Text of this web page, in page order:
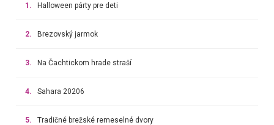
1. Halloween párty pre deti
2. Brezovský jarmok
3. Na Čachtickom hrade straší
4. Sahara 20206
5. Tradičné brežské remeselné dvory